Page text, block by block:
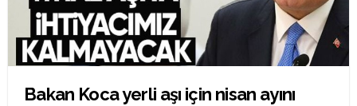
Bakan Koca yerli aşı için nisan ayını